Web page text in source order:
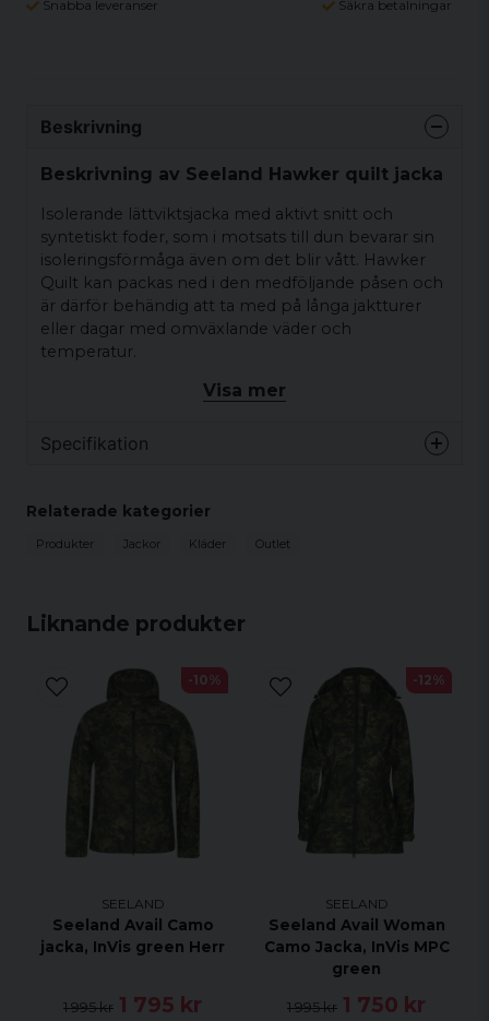
Snabba leveranser Säkra betalningar
Liknande produkter
SEELAND
Seeland Avail Camo
jacka, InVis green Herr
1 995 kr 1 795 kr
-10%
SEELAND
Seeland Avail Woman
Camo Jacka, InVis MPC
green
1 995 kr 1 750 kr
-12%
Beskrivning
Beskrivning av Seeland Hawker quilt jacka
Isolerande lättviktsjacka med aktivt snitt och
syntetiskt foder, som i motsats till dun bevarar sin
isoleringsförmåga även om det blir vått. Hawker
Quilt kan packas ned i den medföljande påsen och
är därför behändig att ta med på långa jaktturer
eller dagar med omväxlande väder och
temperatur.
Visa mer
Specifikation
Mycket lätt
Packbar
Två fickor fram
Genomsnittlig produktvikt: 0.23kg
Relaterade kategorier
Produkter Jackor Kläder Outlet